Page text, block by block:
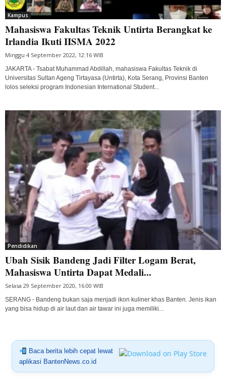
Kampus
Mahasiswa Fakultas Teknik Untirta Berangkat ke
Irlandia Ikuti IISMA 2022
Minggu 4 September 2022, 12:16 WIB
JAKARTA - Tsabat Muhammad Abdillah, mahasiswa Fakultas Teknik di
Universitas Sultan Ageng Tirtayasa (Untirta), Kota Serang, Provinsi Banten
lolos seleksi program Indonesian International Student...
Pendidikan
Ubah Sisik Bandeng Jadi Filter Logam Berat,
Mahasiswa Untirta Dapat Medali...
Selasa 29 September 2020, 16:00 WIB
SERANG - Bandeng bukan saja menjadi ikon kuliner khas Banten. Jenis ikan
yang bisa hidup di air laut dan air tawar ini juga memiliki...
Baca berita lebih cepat lewat
aplikasi BantenNews.co.id